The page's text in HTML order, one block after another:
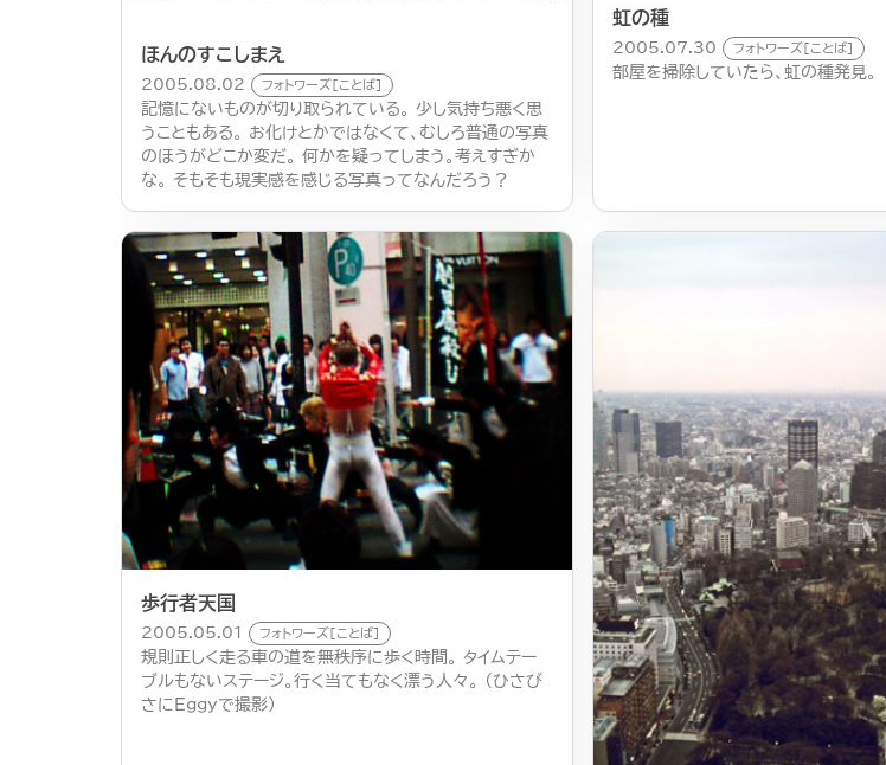
ほんのすこしまえ
2005.08.02 フォトワーズ[ことば]
記憶にないものが切り取られている。 少し気持ち悪く思
うこともある。 お化けとかではなくて、むしろ普通の写真
のほうがどこか変だ。 何かを疑ってしまう。考えすぎか
な。 そもそも現実感を感じる写真ってなんだろう？
虹の種
2005.07.30 フォトワーズ[ことば]
部屋を掃除していたら、虹の種発見。
歩行者天国
2005.05.01 フォトワーズ[ことば]
規則正しく走る車の道を無秩序に歩く時間。 タイムテー
ブルもないステージ。行く当てもなく漂う人々。 （ひさび
さにEggyで撮影）